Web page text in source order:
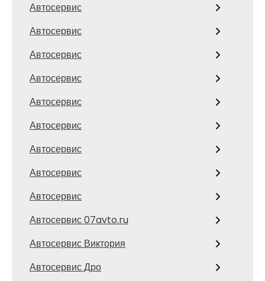
Автосервис
Автосервис
Автосервис
Автосервис
Автосервис
Автосервис
Автосервис
Автосервис
Автосервис
Автосервис 07avto.ru
Автосервис Виктория
Автосервис Дро